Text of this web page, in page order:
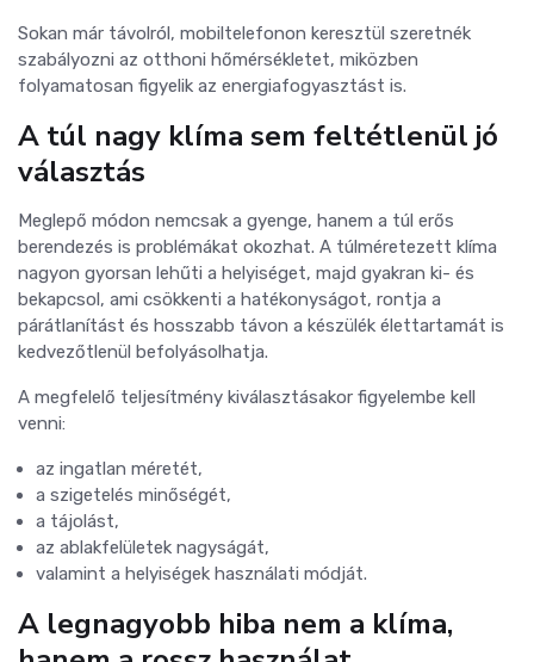
Sokan már távolról, mobiltelefonon keresztül szeretnék
szabályozni az otthoni hőmérsékletet, miközben
folyamatosan figyelik az energiafogyasztást is.
A túl nagy klíma sem feltétlenül jó
választás
Meglepő módon nemcsak a gyenge, hanem a túl erős
berendezés is problémákat okozhat. A túlméretezett klíma
nagyon gyorsan lehűti a helyiséget, majd gyakran ki- és
bekapcsol, ami csökkenti a hatékonyságot, rontja a
párátlanítást és hosszabb távon a készülék élettartamát is
kedvezőtlenül befolyásolhatja.
A megfelelő teljesítmény kiválasztásakor figyelembe kell
venni:
az ingatlan méretét,
a szigetelés minőségét,
a tájolást,
az ablakfelületek nagyságát,
valamint a helyiségek használati módját.
A legnagyobb hiba nem a klíma,